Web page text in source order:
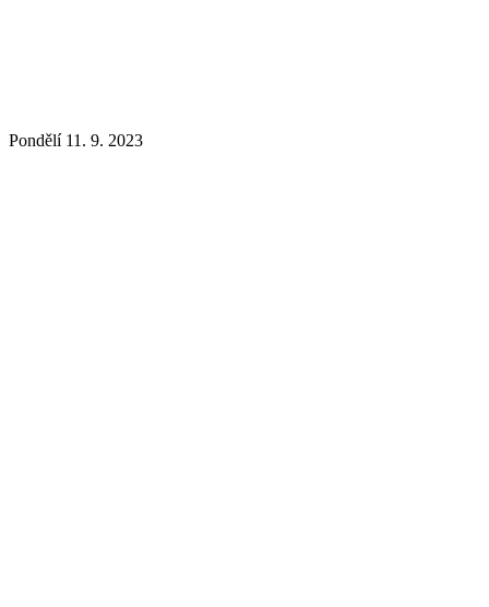
Pondělí 11. 9. 2023